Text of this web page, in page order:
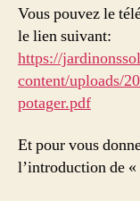
Vous pouvez le
le lien suivant:
https://
content/uploads/
potager.pdf
Et pour vous
l’introduction de «